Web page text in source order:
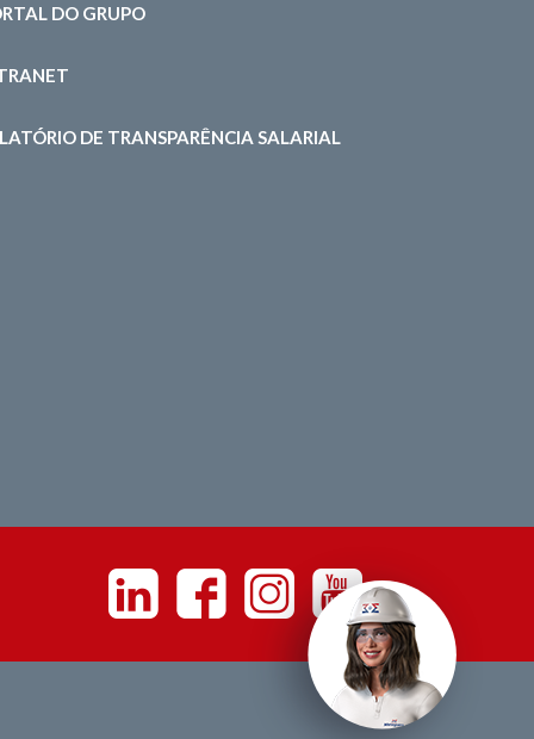
DO GRUPO
DE TRANSPARÊNCIA SALARIAL
Linkedin Facebook InstagramYoutube